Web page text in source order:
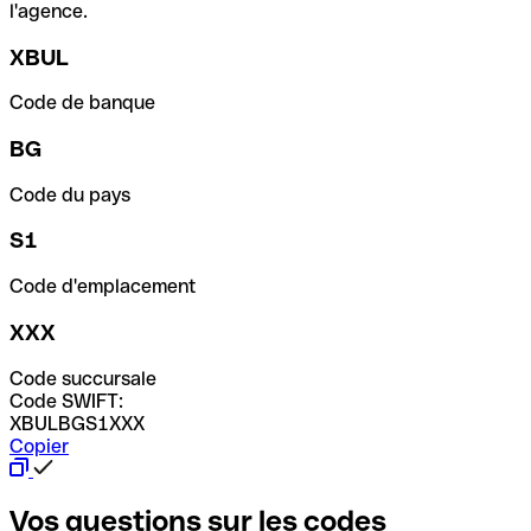
l'agence.
XBUL
Code de banque
BG
Code du pays
S1
Code d'emplacement
XXX
Code succursale
Code SWIFT:
XBULBGS1XXX
Copier
Vos questions sur les codes